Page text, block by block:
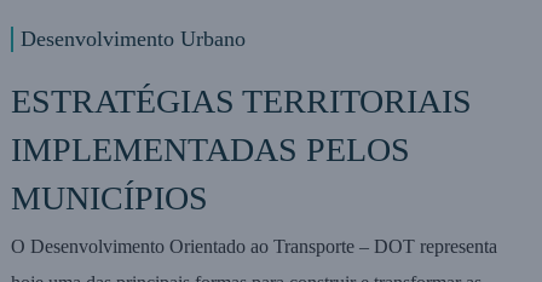
Desenvolvimento Urbano
ESTRATÉGIAS TERRITORIAIS
IMPLEMENTADAS PELOS
MUNICÍPIOS
O Desenvolvimento Orientado ao Transporte – DOT representa